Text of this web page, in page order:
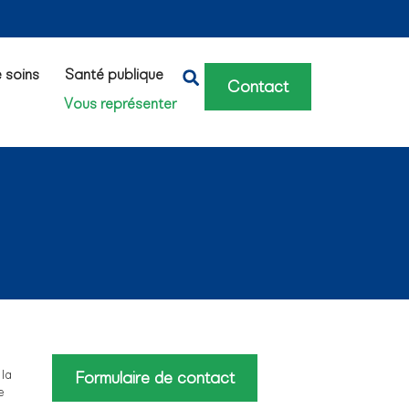
soins
Santé publique
Vous représenter
Contact
Formulaire de contact